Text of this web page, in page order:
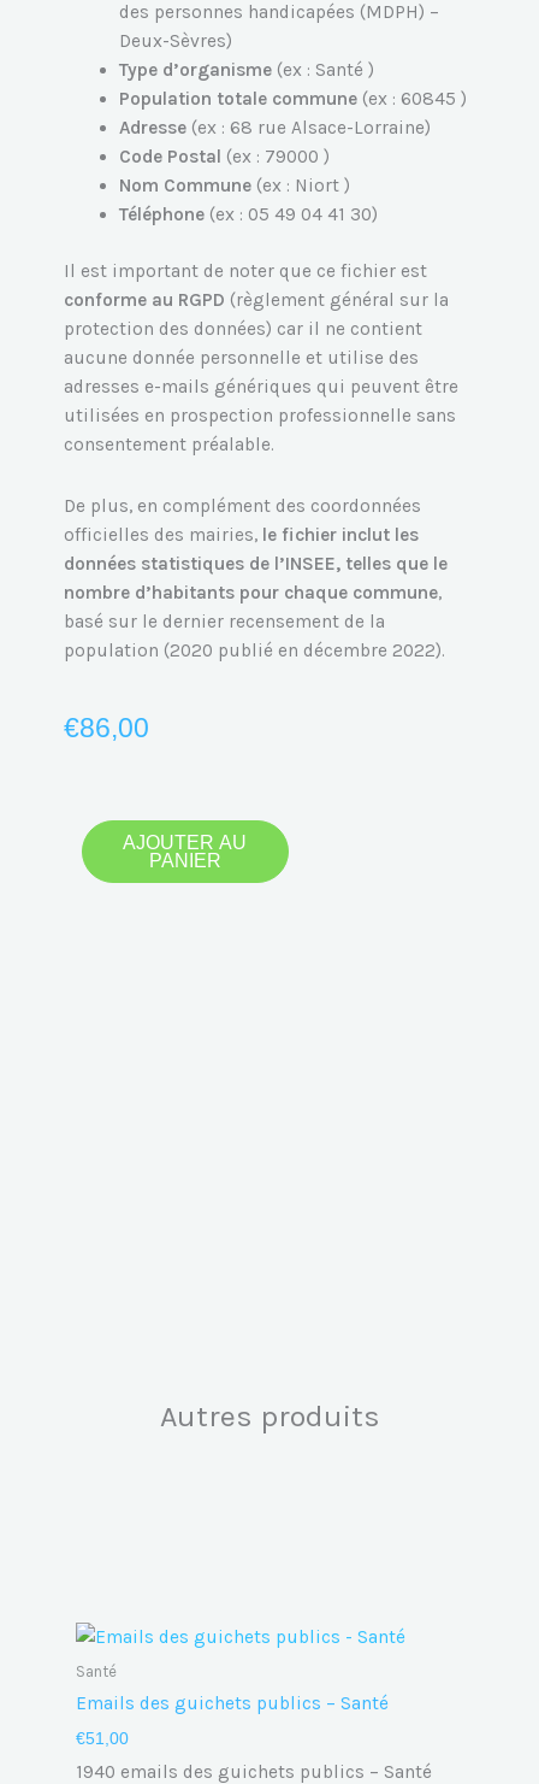
des personnes handicapées (MDPH) –
Deux-Sèvres)
Type d’organisme (ex : Santé )
Population totale commune (ex : 60845 )
Adresse (ex : 68 rue Alsace-Lorraine)
Code Postal (ex : 79000 )
Nom Commune (ex : Niort )
Téléphone (ex : 05 49 04 41 30)
Il est important de noter que ce fichier est
conforme au RGPD (règlement général sur la
protection des données) car il ne contient
aucune donnée personnelle et utilise des
adresses e-mails génériques qui peuvent être
utilisées en prospection professionnelle sans
consentement préalable.
De plus, en complément des coordonnées
officielles des mairies, le fichier inclut les
données statistiques de l’INSEE, telles que le
nombre d’habitants pour chaque commune,
basé sur le dernier recensement de la
population (2020 publié en décembre 2022).
€86,00
quantité
de
AJOUTER AU
PANIER
Autres produits
Santé
Emails des guichets publics – Santé
€51,00
1940 emails des guichets publics – Santé